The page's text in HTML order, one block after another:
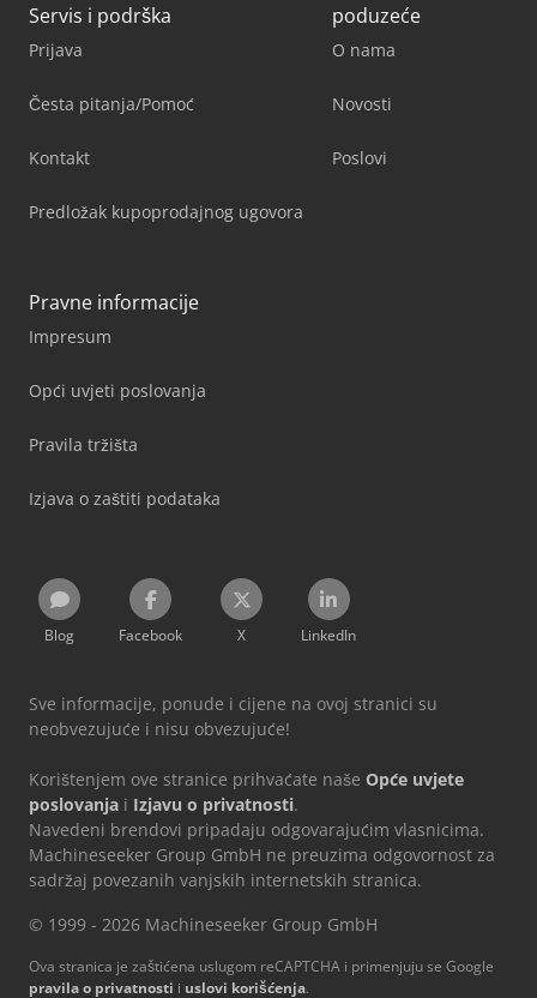
Servis i podrška
Prijava
Česta pitanja/Pomoć
Kontakt
Predložak kupoprodajnog ugovora
poduzeće
O nama
Novosti
Poslovi
Pravne informacije
Impresum
Opći uvjeti poslovanja
Pravila tržišta
Izjava o zaštiti podataka
Blog Facebook X LinkedIn
Sve informacije, ponude i cijene na ovoj stranici su
neobvezujuće i nisu obvezujuće!
Korištenjem ove stranice prihvaćate naše Opće uvjete
poslovanja i Izjavu o privatnosti.
Navedeni brendovi pripadaju odgovarajućim vlasnicima.
Machineseeker Group GmbH ne preuzima odgovornost za
sadržaj povezanih vanjskih internetskih stranica.
© 1999 - 2026 Machineseeker Group GmbH
Ova stranica je zaštićena uslugom reCAPTCHA i primenjuju se Google
pravila o privatnosti i uslovi korišćenja.